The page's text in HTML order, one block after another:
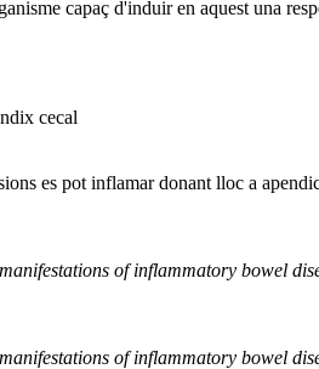
capaç d'induir en aquest una
cecal
es pot inflamar donant lloc a
of inflammatory bowel
of inflammatory bowel